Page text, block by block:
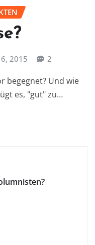
2015 2
begegnet? Und wie
es, "gut" zu…